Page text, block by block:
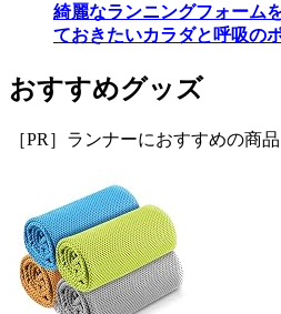
綺麗なランニングフォーム
ておきたいカラダと呼吸の
おすすめグッズ
［PR］ランナーにおすすめの商